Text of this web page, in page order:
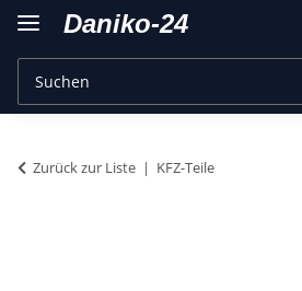
Zurück zur Liste KFZ-Teile